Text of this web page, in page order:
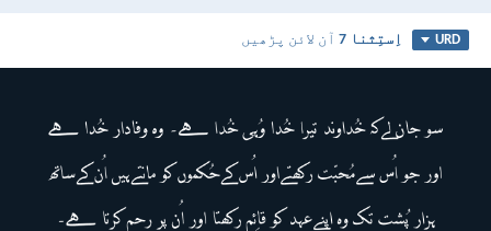
URD اِستِثنا 7 آن لائن پڑھیں